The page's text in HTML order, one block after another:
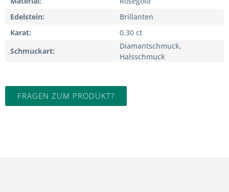
Edelstein
Brillanten
Karat
0.30 ct
Schmuckart
Diamantschmuck,
Halsschmuck
FRAGEN ZUM PRODUKT?